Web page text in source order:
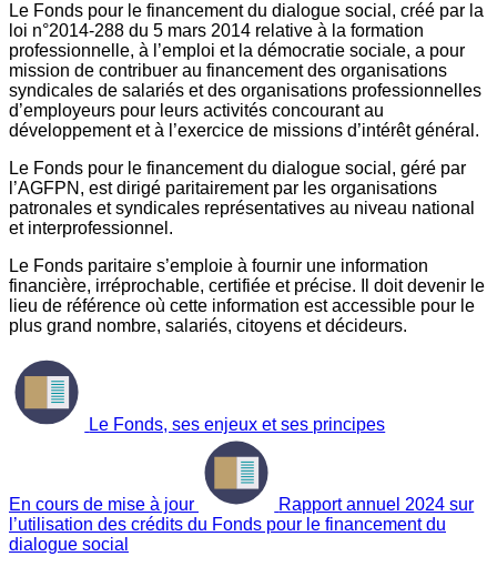
Le Fonds pour le financement du dialogue social, créé par la
loi n°2014-288 du 5 mars 2014 relative à la formation
professionnelle, à l’emploi et la démocratie sociale, a pour
mission de contribuer au financement des organisations
syndicales de salariés et des organisations professionnelles
d’employeurs pour leurs activités concourant au
développement et à l’exercice de missions d’intérêt général.
Le Fonds pour le financement du dialogue social, géré par
l’AGFPN, est dirigé paritairement par les organisations
patronales et syndicales représentatives au niveau national
et interprofessionnel.
Le Fonds paritaire s’emploie à fournir une information
financière, irréprochable, certifiée et précise. Il doit devenir le
lieu de référence où cette information est accessible pour le
plus grand nombre, salariés, citoyens et décideurs.
Le Fonds, ses enjeux et ses principes
En cours de mise à jour
Rapport annuel 2024 sur
l’utilisation des crédits du Fonds pour le financement du
dialogue social